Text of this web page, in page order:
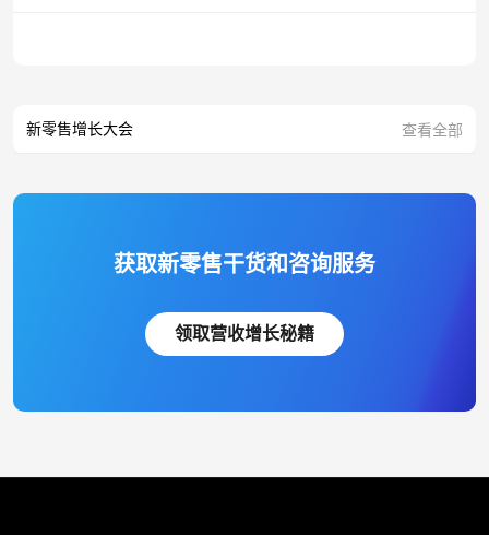
新零售增长大会 查看全部
获取新零售干货和咨询服务
领取营收增长秘籍